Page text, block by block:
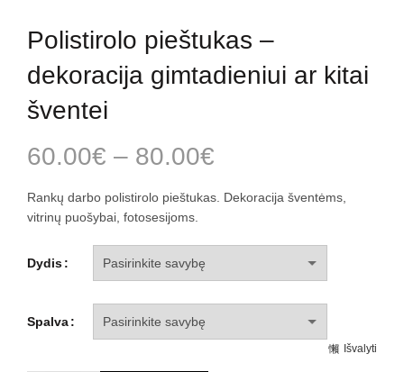
Polistirolo pieštukas –
dekoracija gimtadieniui ar kitai
šventei
60.00€ – 80.00€
Rankų darbo polistirolo pieštukas. Dekoracija šventėms,
vitrinų puošybai, fotosesijoms.
Dydis
Spalva
Išvalyti